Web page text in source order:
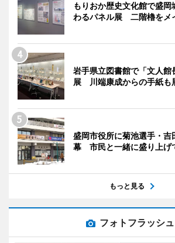
もりおか歴史文化館で盛岡
わるパネル展 二階櫓をメ
岩手県立図書館で「文人館
展 川端康成からの手紙も
盛岡市役所に菊池選手・吉
幕 市民と一緒に盛り上げ
もっと見る
フォトフラッシュ